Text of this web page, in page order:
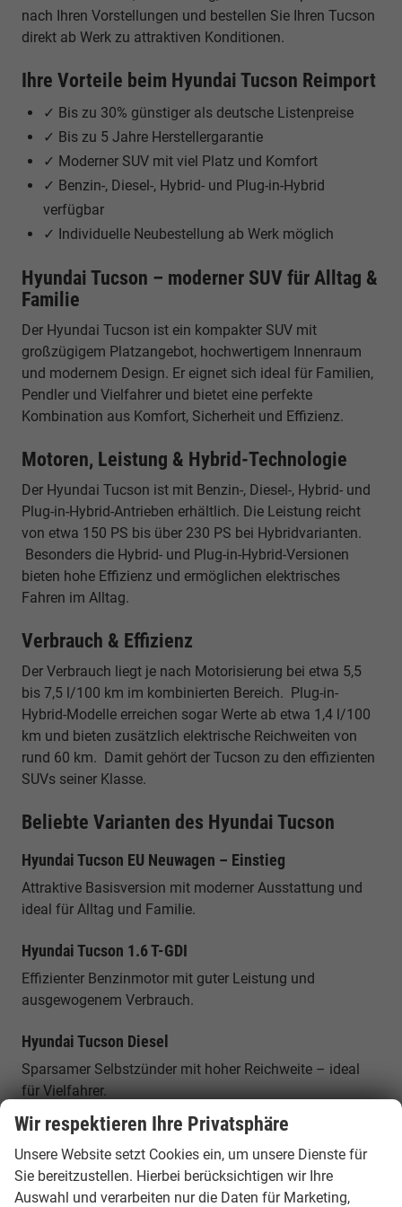
nach Ihren Vorstellungen und bestellen Sie Ihren Tucson
direkt ab Werk zu attraktiven Konditionen.
Ihre Vorteile beim Hyundai Tucson Reimport
✓ Bis zu 30% günstiger als deutsche Listenpreise
✓ Bis zu 5 Jahre Herstellergarantie
✓ Moderner SUV mit viel Platz und Komfort
✓ Benzin-, Diesel-, Hybrid- und Plug-in-Hybrid
verfügbar
✓ Individuelle Neubestellung ab Werk möglich
Hyundai Tucson – moderner SUV für Alltag &
Familie
Der Hyundai Tucson ist ein kompakter SUV mit
großzügigem Platzangebot, hochwertigem Innenraum
und modernem Design. Er eignet sich ideal für Familien,
Pendler und Vielfahrer und bietet eine perfekte
Kombination aus Komfort, Sicherheit und Effizienz.
Motoren, Leistung & Hybrid-Technologie
Der Hyundai Tucson ist mit Benzin-, Diesel-, Hybrid- und
Plug-in-Hybrid-Antrieben erhältlich. Die Leistung reicht
von etwa 150 PS bis über 230 PS bei Hybridvarianten.
Besonders die Hybrid- und Plug-in-Hybrid-Versionen
bieten hohe Effizienz und ermöglichen elektrisches
Fahren im Alltag.
Verbrauch & Effizienz
Der Verbrauch liegt je nach Motorisierung bei etwa 5,5
bis 7,5 l/100 km im kombinierten Bereich. Plug-in-
Hybrid-Modelle erreichen sogar Werte ab etwa 1,4 l/100
km und bieten zusätzlich elektrische Reichweiten von
rund 60 km. Damit gehört der Tucson zu den effizienten
SUVs seiner Klasse.
Beliebte Varianten des Hyundai Tucson
Hyundai Tucson EU Neuwagen – Einstieg
Attraktive Basisversion mit moderner Ausstattung und
ideal für Alltag und Familie.
Hyundai Tucson 1.6 T-GDI
Effizienter Benzinmotor mit guter Leistung und
ausgewogenem Verbrauch.
Hyundai Tucson Diesel
Sparsamer Selbstzünder mit hoher Reichweite – ideal
für Vielfahrer.
Hyundai Tucson Hybrid
Vollhybrid mit moderner Technik und niedrigen
Verbrauchswerten.
Wir respektieren Ihre Privatsphäre
Unsere Website setzt Cookies ein, um unsere Dienste für
Sie bereitzustellen. Hierbei berücksichtigen wir Ihre
Auswahl und verarbeiten nur die Daten für Marketing,